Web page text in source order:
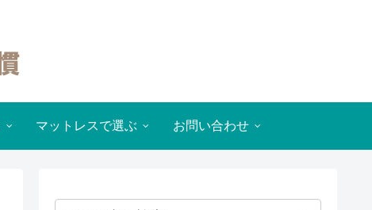
マットレスで選ぶ お問い合わせ